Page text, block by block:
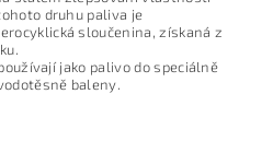
druhu paliva je
sloučenina, získaná z
jako palivo do speciálně
baleny.